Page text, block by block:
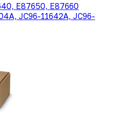
E87650, E87660
JC96-11642A, JC96-